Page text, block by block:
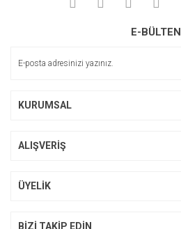
E-BÜLTEN
KURUMSAL
ALIŞVERİŞ
ÜYELİK
BİZİ TAKİP EDİN